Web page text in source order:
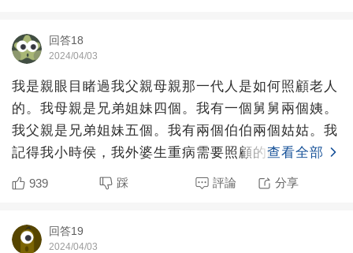
回答18
2024/04/03
我是親眼目睹過我父親母親那一代人是如何照顧老人
的。我母親是兄弟姐妹四個。我有一個舅舅兩個姨。
我父親是兄弟姐妹五個。我有兩個伯伯兩個姑姑。我
記得我小時侯，我外婆生重病需要照顧的時候。是我
母親兄弟姐妹四家
查看全部
939 踩 評論 分享
回答19
2024/04/03